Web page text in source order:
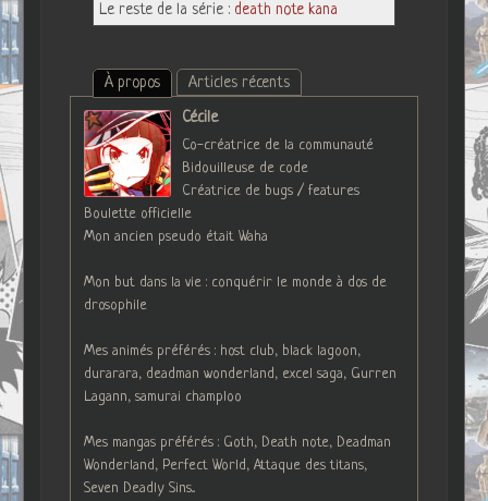
Le reste de la série : death note kana
À propos
Articles récents
Cécile
Co-créatrice de la communauté
Bidouilleuse de code
Créatrice de bugs / features
Boulette officielle
Mon ancien pseudo était Waha
Mon but dans la vie : conquérir le monde à dos de
drosophile
Mes animés préférés : host club, black lagoon,
durarara, deadman wonderland, excel saga, Gurren
Lagann, samurai champloo
Mes mangas préférés : Goth, Death note, Deadman
Wonderland, Perfect World, Attaque des titans,
Seven Deadly Sins...